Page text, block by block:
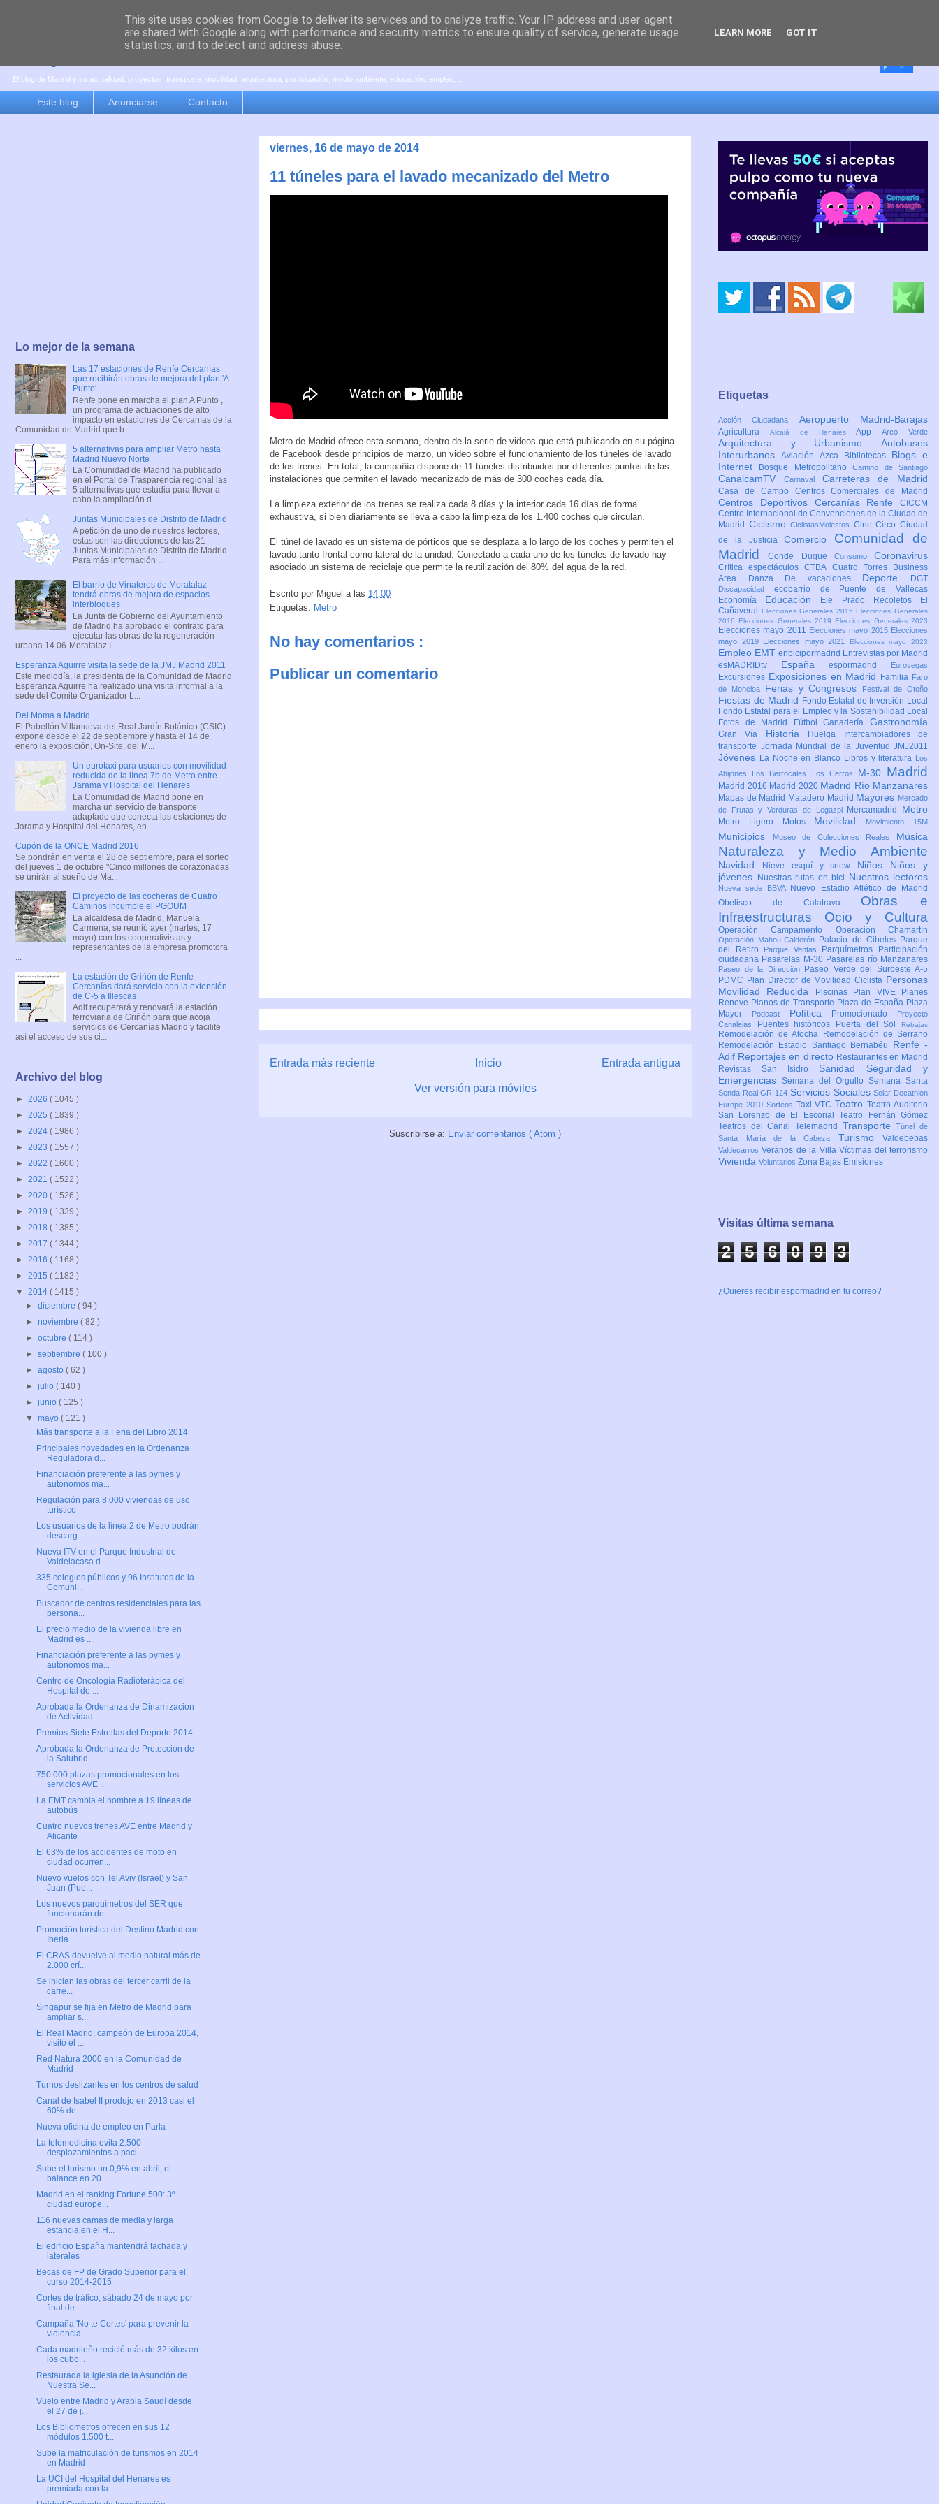
es por madrid
El blog de Madrid y su actualidad, proyectos, transporte, movilidad, arquitectura, participación, medio ambiente, educación, empleo, ...
Este blog Anunciarse Contacto
viernes, 16 de mayo de 2014
11 túneles para el lavado mecanizado del Metro
Metro de Madrid ofrece esta semana, dentro de la serie de videos que está publicando en su página
de Facebook desde principios de marzo, un video sobre el funcionamiento de los túneles de lavado
de los trenes. En total, la compañía dispone de 11 túneles distribuidos por diferentes puntos de las
instalaciones que permiten el lavado mecanizado de más de 300 coches cada día.
La limpieza exterior de los trenes se realiza cada 8 días y la interior cada 16 días de forma
exhaustiva, si bien diariamente se lleva a cabo la limpieza de los 1.400 coches que circulan.
El túnel de lavado es un sistema de pórticos que se desplaza a lo largo de los coches y permiten el
lavado tanto frontal como lateral de la unidad. Conectado a cada uno de los túneles de lavado hay
asociado un sistema de reciclaje que permite la reutilización del 80% del agua de la red.
Escrito por Miguel a las 14:00
Etiquetas: Metro
No hay comentarios :
Publicar un comentario
Entrada más reciente Entrada antigua
Inicio
Ver versión para móviles
Suscribirse a: Enviar comentarios ( Atom )
Lo mejor de la semana
Las 17 estaciones de Renfe Cercanías
que recibirán obras de mejora del plan 'A
Punto'
Renfe pone en marcha el plan A Punto ,
un programa de actuaciones de alto
impacto en estaciones de Cercanías de la
Comunidad de Madrid que b...
5 alternativas para ampliar Metro hasta
Madrid Nuevo Norte
La Comunidad de Madrid ha publicado
en el Portal de Trasparencia regional las
5 alternativas que estudia para llevar a
cabo la ampliación d...
Juntas Municipales de Distrito de Madrid
A petición de uno de nuestros lectores,
estas son las direcciones de las 21
Juntas Municipales de Distrito de Madrid .
Para más información ...
El barrio de Vinateros de Moratalaz
tendrá obras de mejora de espacios
interbloques
La Junta de Gobierno del Ayuntamiento
de Madrid ha aprobado el contrato para
ejecutar las obras de la regeneración
urbana 14.06-Moratalaz I...
Esperanza Aguirre visita la sede de la JMJ Madrid 2011
Este mediodía, la presidenta de la Comunidad de Madrid
Esperanza Aguirre ha realizado una visita informal a la
sede del Comité Organizador L...
Del Moma a Madrid
El Pabellón Villanueva del Real Jardín Botánico (CSIC)
expone desde el 22 de septiembre y hasta el 14 de
enero la exposición, On-Site, del M...
Un eurotaxi para usuarios con movilidad
reducida de la línea 7b de Metro entre
Jarama y Hospital del Henares
La Comunidad de Madrid pone en
marcha un servicio de transporte
adaptado que conecta las estaciones de
Jarama y Hospital del Henares, en...
Cupón de la ONCE Madrid 2016
Se pondrán en venta el 28 de septiembre, para el sorteo
del jueves 1 de octubre "Cinco millones de corazonadas
se unirán al sueño de Ma...
El proyecto de las cocheras de Cuatro
Caminos incumple el PGOUM
La alcaldesa de Madrid, Manuela
Carmena, se reunió ayer (martes, 17
mayo) con los cooperativistas y
representantes de la empresa promotora
La estación de Griñón de Renfe
Cercanías dará servicio con la extensión
de C-5 a Illescas
Adif recuperará y renovará la estación
ferroviaria de Griñón para que acoja
servicios de Cercanías Madrid y facilite
así el acceso de sus ci...
Archivo del blog
► 2026 ( 1045 )
► 2025 ( 1839 )
► 2024 ( 1986 )
► 2023 ( 1557 )
► 2022 ( 1600 )
► 2021 ( 1522 )
► 2020 ( 1526 )
► 2019 ( 1339 )
► 2018 ( 1385 )
► 2017 ( 1344 )
► 2016 ( 1168 )
► 2015 ( 1182 )
▼ 2014 ( 1415 )
►diciembre( 94 )
►noviembre( 82 )
►octubre( 114 )
►septiembre( 100 )
►agosto( 62 )
►julio( 140 )
►junio( 125 )
▼mayo( 121 )
Más transporte a la Feria del Libro 2014
Principales novedades en la Ordenanza
Reguladora d...
Financiación preferente a las pymes y
autónomos ma...
Regulación para 8.000 viviendas de uso
turístico
Los usuarios de la línea 2 de Metro podrán
descarg...
Nueva ITV en el Parque Industrial de
Valdelacasa d...
335 colegios públicos y 96 Institutos de la
Comuni...
Buscador de centros residenciales para las
persona...
El precio medio de la vivienda libre en
Madrid es ...
Financiación preferente a las pymes y
autónomos ma...
Centro de Oncología Radioterápica del
Hospital de ...
Aprobada la Ordenanza de Dinamización
de Actividad...
Premios Siete Estrellas del Deporte 2014
Aprobada la Ordenanza de Protección de
la Salubrid...
750.000 plazas promocionales en los
servicios AVE ...
La EMT cambia el nombre a 19 líneas de
autobús
Cuatro nuevos trenes AVE entre Madrid y
Alicante
El 63% de los accidentes de moto en
ciudad ocurren...
Nuevo vuelos con Tel Aviv (Israel) y San
Juan (Pue...
Los nuevos parquímetros del SER que
funcionarán de...
Promoción turística del Destino Madrid con
Iberia
El CRAS devuelve al medio natural más de
2.000 crí...
Se inician las obras del tercer carril de la
carre...
Singapur se fija en Metro de Madrid para
ampliar s...
El Real Madrid, campeón de Europa 2014,
visitó el ...
Red Natura 2000 en la Comunidad de
Madrid
Turnos deslizantes en los centros de salud
Canal de Isabel II produjo en 2013 casi el
60% de ...
Nueva oficina de empleo en Parla
La telemedicina evita 2.500
desplazamientos a paci...
Sube el turismo un 0,9% en abril, el
balance en 20...
Madrid en el ranking Fortune 500: 3º
ciudad europe...
116 nuevas camas de media y larga
estancia en el H...
El edificio España mantendrá fachada y
laterales
Becas de FP de Grado Superior para el
curso 2014-2015
Cortes de tráfico, sábado 24 de mayo por
final de ...
Campaña 'No te Cortes' para prevenir la
violencia ...
Cada madrileño recicló más de 32 kilos en
los cubo...
Restaurada la iglesia de la Asunción de
Nuestra Se...
Vuelo entre Madrid y Arabia Saudí desde
el 27 de j...
Los Bibliometros ofrecen en sus 12
módulos 1.500 t...
Sube la matriculación de turismos en 2014
en Madrid
La UCI del Hospital del Henares es
premiada con la...
Etiquetas
Acción Ciudadana Aeropuerto Madrid-Barajas
Agricultura Alcalá de HenaresAppArco Verde
Arquitectura y Urbanismo Autobuses
Interurbanos Aviación Azca Bibliotecas Blogs e
Internet
Bosque MetropolitanoCamino de Santiago
CanalcamTV Carnaval Carreteras de Madrid
Casa de Campo Centros Comerciales de Madrid
Centros Deportivos Cercanías Renfe CICCM
Centro Internacional de Convenciones de la Ciudad de
Madrid CiclismoCiclistasMolestos CineCircoCiudad
de la JusticiaComercio Comunidad de
MadridConde Duque Consumo Coronavirus
Crítica espectáculosCTBA Cuatro Torres Business
Area
Danza De vacaciones Deporte DGT
Discapacidad ecobarrio de Puente de Vallecas
Economía Educación Eje Prado Recoletos
El
Cañaveral
Elecciones Generales 2015 Elecciones Generales
2016 Elecciones Generales 2019 Elecciones Generales 2023
Elecciones mayo 2011 Elecciones mayo 2015 Elecciones
mayo 2019
Elecciones mayo 2021 Elecciones mayo 2023
Empleo EMT enbicipormadrid Entrevistas por Madrid
esMADRIDtv Españaespormadrid Eurovegas
Excursiones Exposiciones en Madrid Familia Faro
de Moncloa
Ferias y Congresos Festival de Otoño
Fiestas de Madrid Fondo Estatal de Inversión Local
Fondo Estatal para el Empleo y la Sostenibilidad Local
Fotos de Madrid
FútbolGanaderíaGastronomía
Gran Vía Historia Huelga
Intercambiadores de
transporte Jornada Mundial de la Juventud JMJ2011
Jóvenes La Noche en Blanco Libros y literatura
Los
Ahijones
Los Berrocales Los Cerros M-30 Madrid
Madrid 2016 Madrid 2020 Madrid Río Manzanares
Mapas de Madrid Matadero Madrid Mayores Mercado
de Frutas y Verduras de Legazpi
Mercamadrid Metro
Metro Ligero Motos Movilidad Movimiento 15M
Municipios Museo de Colecciones Reales Música
Naturaleza y Medio Ambiente
Navidad Nieve esquí y snow Niños Niños y
jóvenes
Nuestras rutas en bici Nuestros lectores
Nueva sede BBVA
Nuevo Estadio Atlético de Madrid
Obelisco de Calatrava Obras e
Infraestructuras Ocio y Cultura
Operación Campamento Operación Chamartín
Operación Mahou-Calderón Palacio de Cibeles Parque
del Retiro
Parque Ventas Parquímetros
Participación
ciudadana Pasarelas M-30 Pasarelas río Manzanares
Paseo de la Dirección
Paseo Verde del Suroeste A-5
PDMC Plan Director de Movilidad Ciclista Personas
Movilidad Reducida
Piscinas Plan VIVE
Planes
Renove Planos de Transporte Plaza de España Plaza
Mayor
Podcast Política Promocionado
Proyecto
Canalejas
Puentes históricos Puerta del Sol Rebajas
Remodelación de Atocha
Remodelación de Serrano
Remodelación Estadio Santiago Bernabéu Renfe -
Adif Reportajes en directo Restaurantes en Madrid
Revistas San Isidro Sanidad Seguridad y
Emergencias Semana del Orgullo Semana Santa
Senda Real GR-124 Servicios SocialesSolar Decathlon
Europe 2010 Sorteos Taxi-VTC Teatro Teatro Auditorio
San Lorenzo de El EscorialTeatro Fernán Gómez
Teatros del Canal Telemadrid TransporteTúnel de
Santa María de la Cabeza Turismo Valdebebas
ValdecarrosVeranos de la VillaVíctimas del terrorismo
Vivienda Voluntarios Zona Bajas Emisiones
Visitas última semana
2 5 6 0 9 4
¿Quieres recibir espormadrid en tu correo?
This site uses cookies from Google to deliver its services and to analyze traffic. Your IP address and user-agent
are shared with Google along with performance and security metrics to ensure quality of service, generate usage
statistics, and to detect and address abuse.
LEARN MORE GOT IT